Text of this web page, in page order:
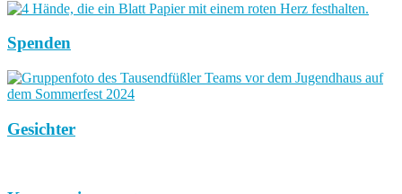
Spenden
Gesichter